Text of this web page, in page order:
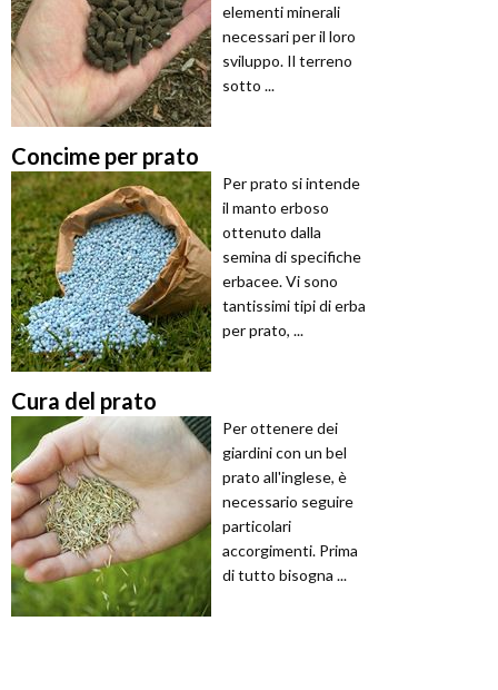
elementi minerali
necessari per il loro
sviluppo. Il terreno
sotto ...
Concime per prato
Per prato si intende
il manto erboso
ottenuto dalla
semina di specifiche
erbacee. Vi sono
tantissimi tipi di erba
per prato, ...
Cura del prato
Per ottenere dei
giardini con un bel
prato all'inglese, è
necessario seguire
particolari
accorgimenti. Prima
di tutto bisogna ...